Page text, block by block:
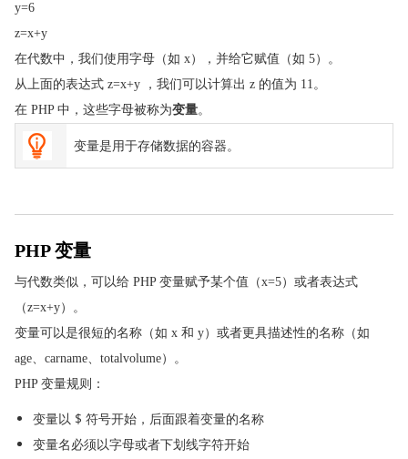
AJAX RSS Reader
AJAX 投票
PHP 数据库
PHP MySQL 简介
PHP MySQL 连接
PHP MySQL 创建数据表
PHP MySQL 插入数据
PHP MySQL 预处理语句
PHP MySQL 读取数据
PHP MySQL Delete
PHP ODBC
y=6
z=x+y
在代数中，我们使用字母（如 x），并给它赋值（如 5）。
从上面的表达式 z=x+y ，我们可以计算出 z 的值为 11。
在 PHP 中，这些字母被称为变量。
变量是用于存储数据的容器。
PHP 变量
与代数类似，可以给 PHP 变量赋予某个值（x=5）或者表达式
（z=x+y）。
变量可以是很短的名称（如 x 和 y）或者更具描述性的名称（如
age、carname、totalvolume）。
PHP 变量规则：
变量以 $ 符号开始，后面跟着变量的名称
变量名必须以字母或者下划线字符开始